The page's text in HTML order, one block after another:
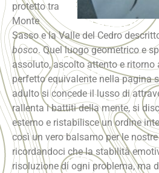
protetto tra
Monte
Sasso e la Valle del Cedro
bosco. Quel luogo geometrico e
assoluto, ascolto attento e ritorno
perfetto equivalente nella pagina
adulto si concede il lusso di
rallenta i battiti della mente, si
esterno e ristabilisce un ordine
così un vero balsamo per le
ricordandoci che la stabilità
risoluzione di ogni problema, ma